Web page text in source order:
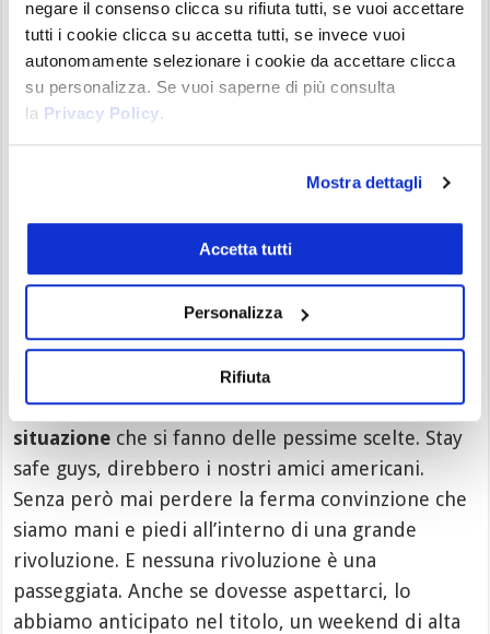
negare il consenso clicca su rifiuta tutti, se vuoi accettare
tutti i cookie clicca su accetta tutti, se invece vuoi
autonomamente selezionare i cookie da accettare clicca
su personalizza. Se vuoi saperne di più consulta
la Privacy Policy.
Mostra dettagli
Accetta tutti
Personalizza
Rifiuta
una politica dei tassi ancora di difficile lettura, che
vedrà comunque altri rialzi.
Se da un lato è vero che ormai i mercati
sembrerebbero aver scontato anche una
potenziale apocalisse, è altrettanto vero che una
denaro a disposizioneper tutti. E che questo avrà
eventualmente dei riflessi importanti sui mercati
di ogni tipo.
Non siamo pessimisti. Ma il momento è
complicato: è in queste circostanze che si fanno
grandi affari, ma sempre nella medesima
situazione che si fanno delle pessime scelte. Stay
safe guys, direbbero i nostri amici americani.
Senza però mai perdere la ferma convinzione che
siamo mani e piedi all’interno di una grande
rivoluzione. E nessuna rivoluzione è una
passeggiata. Anche se dovesse aspettarci, lo
abbiamo anticipato nel titolo, un weekend di alta